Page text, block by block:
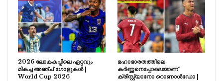
2026 ലോകകപ്പിലെ ഏറ്റവും
മികച്ച അഞ്ച് ഗോളുകൾ |
World Cup 2026
മഹാഭാരതത്തിലെ
കർണ്ണനെപ്പോലെയാണ്
ക്രിസ്റ്റ്യാനോ റൊണാൾഡോ |